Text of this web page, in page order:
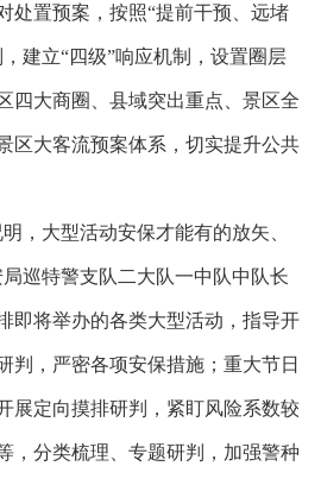
处置预案，按照“提前干预、远堵
建立“四级”响应机制，设置圈层
四大商圈、县域突出重点、景区全
区大客流预案体系，切实提升公共
，大型活动安保才能有的放矢、
巡特警支队二大队一中队中队长
即将举办的各类大型活动，指导开
判，严密各项安保措施；重大节日
展定向摸排研判，紧盯风险系数较
，分类梳理、专题研判，加强警种